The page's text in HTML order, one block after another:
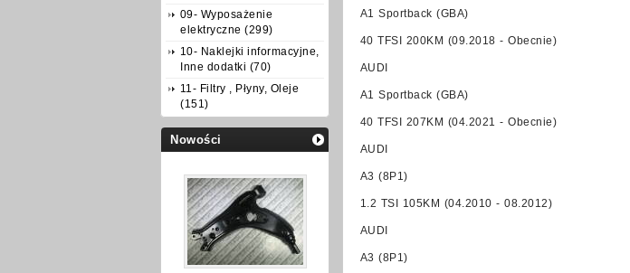
09- Wyposażenie
elektryczne (299)
10- Naklejki informacyjne,
Inne dodatki (70)
11- Filtry , Płyny, Oleje
(151)
Nowości
A1 Sportback (GBA)
40 TFSI 200KM (09.2018 - Obecnie)
AUDI
A1 Sportback (GBA)
40 TFSI 207KM (04.2021 - Obecnie)
AUDI
A3 (8P1)
1.2 TSI 105KM (04.2010 - 08.2012)
AUDI
A3 (8P1)